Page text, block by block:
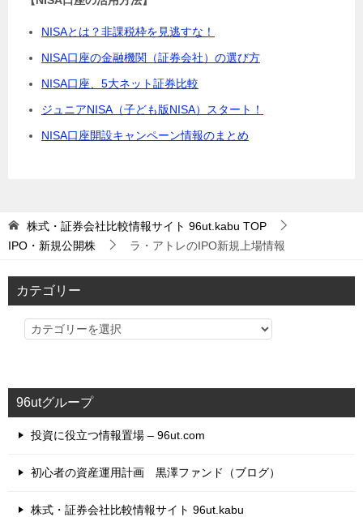
NISAとは？非課税枠を見逃すな！
NISA口座の金融機関（証券会社）の選び方
NISA口座、5大ネット証券比較
ジュニアNISA（子ども版NISA）スタート！
NISA口座開設キャンペーン情報のまとめ
株式・証券会社比較情報サイト 96ut.kabu TOP
IPO・新規公開株
ラ・アトレのIPO新規上場情報
カテゴリー
カ
リ
ー
96utグループ
投資に役立つ情報置場 – 96ut.com
初心者の資産運用計画 黒澤ファンド（ブログ）
株式・証券会社比較情報サイト 96ut.kabu